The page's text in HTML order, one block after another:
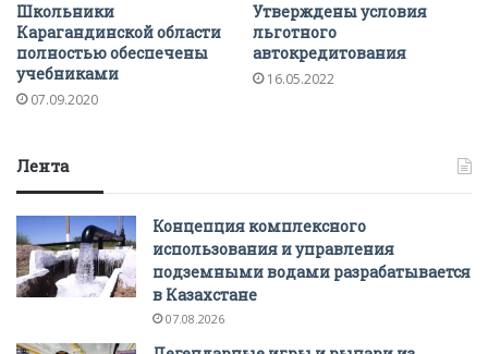
Школьники
Карагандинской области
полностью обеспечены
учебниками
07.09.2020
Утверждены условия
льготного
автокредитования
16.05.2022
Лента
Концепция комплексного
использования и управления
подземными водами разрабатывается
в Казахстане
07.08.2026